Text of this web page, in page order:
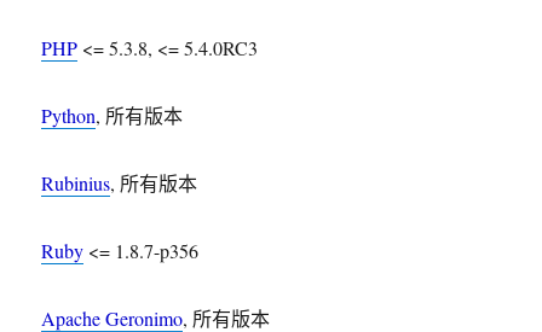
PHP <= 5.3.8, <= 5.4.0RC3
Python, 所有版本
Rubinius, 所有版本
Ruby <= 1.8.7-p356
Apache Geronimo, 所有版本